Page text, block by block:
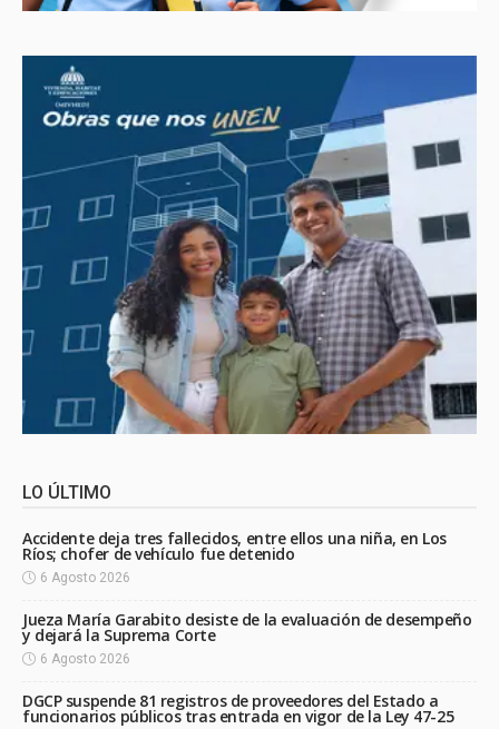
LO ÚLTIMO
Accidente deja tres fallecidos, entre ellos una niña, en Los
Ríos; chofer de vehículo fue detenido
6 Agosto 2026
Jueza María Garabito desiste de la evaluación de desempeño
y dejará la Suprema Corte
6 Agosto 2026
DGCP suspende 81 registros de proveedores del Estado a
funcionarios públicos tras entrada en vigor de la Ley 47-25